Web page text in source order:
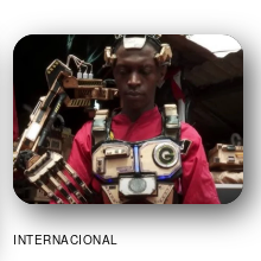
INTERNACIONAL